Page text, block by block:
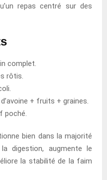
repas centré sur des
complet.
rôtis.
+ fruits + graines.
poché.
bien dans la majorité
digestion, augmente le
la stabilité de la faim